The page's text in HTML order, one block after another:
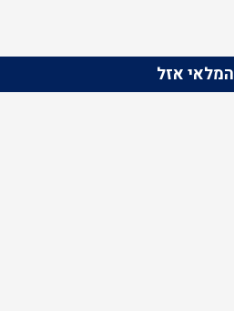
המלאי אזל